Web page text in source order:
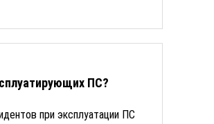
ПС?
при эксплуатации ПС